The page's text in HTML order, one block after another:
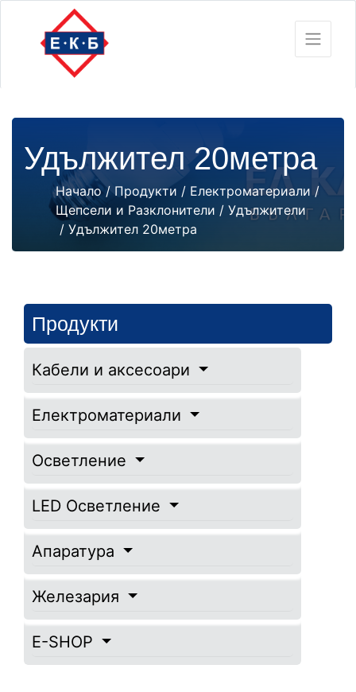
Удължител 20метра
Начало/Продукти / Електроматериали /
Щепсели и Разклонители / Удължители
/ Удължител 20метра
Продукти
Кабели и аксесоари
Електроматериали
Осветление
LED Осветление
Апаратура
Железария
E-SHOP